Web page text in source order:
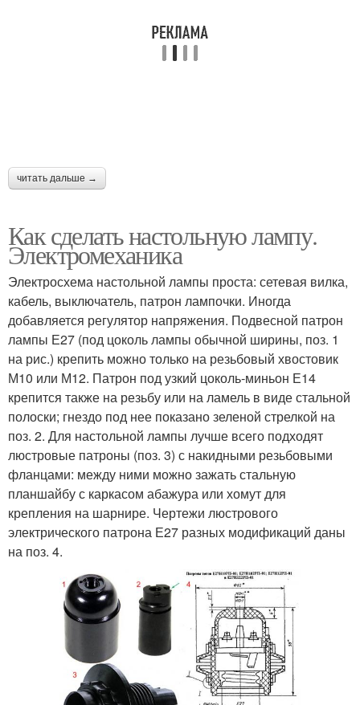
читать дальше →
Как сделать настольную лампу.
Электромеханика
Электросхема настольной лампы проста: сетевая вилка,
кабель, выключатель, патрон лампочки. Иногда
добавляется регулятор напряжения. Подвесной патрон
лампы Е27 (под цоколь лампы обычной ширины, поз. 1
на рис.) крепить можно только на резьбовый хвостовик
М10 или М12. Патрон под узкий цоколь-миньон Е14
крепится также на резьбу или на ламель в виде стальной
полоски; гнездо под нее показано зеленой стрелкой на
поз. 2. Для настольной лампы лучше всего подходят
люстровые патроны (поз. 3) с накидными резьбовыми
фланцами: между ними можно зажать стальную
планшайбу с каркасом абажура или хомут для
крепления на шарнире. Чертежи люстрового
электрического патрона Е27 разных модификаций даны
на поз. 4.